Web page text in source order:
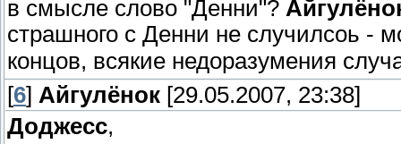
в смысле слово "Денни"?
страшного с Денни не случилсоь -
концов, всякие недоразумения
[6] Айгулёнок [29.05.2007, 23:38]
Доджесс,